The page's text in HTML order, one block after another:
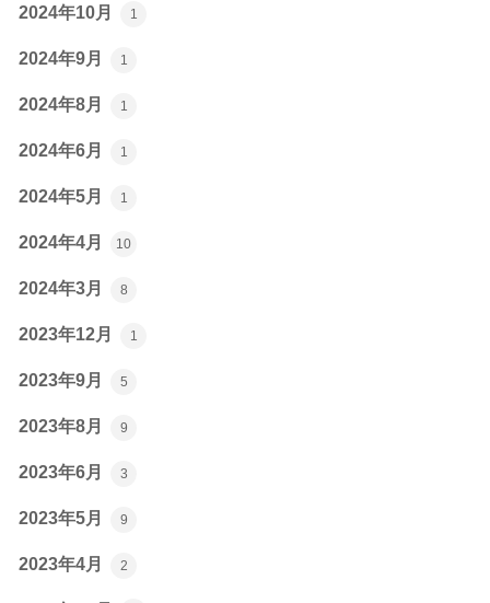
2024年10月 1
2024年9月 1
2024年8月 1
2024年6月 1
2024年5月 1
2024年4月 10
2024年3月 8
2023年12月 1
2023年9月 5
2023年8月 9
2023年6月 3
2023年5月 9
2023年4月 2